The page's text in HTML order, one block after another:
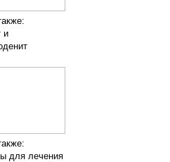
и
для лечения